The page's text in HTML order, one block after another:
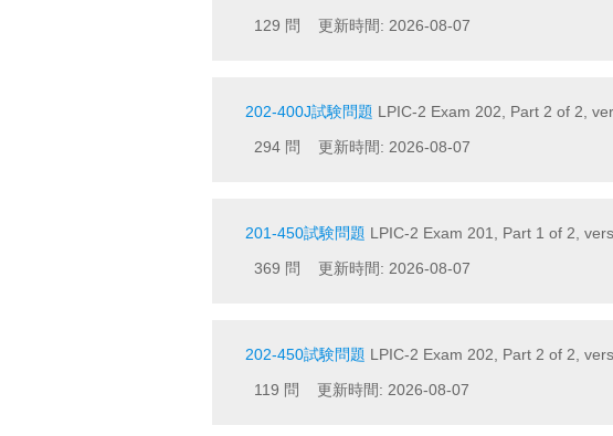
129 問 更新時間: 2026-08-07
202-400J試験問題 LPIC-2 Exam 202, Part 2 of 2,
294 問 更新時間: 2026-08-07
201-450試験問題 LPIC-2 Exam 201, Part 1 of 2,
369 問 更新時間: 2026-08-07
202-450試験問題 LPIC-2 Exam 202, Part 2 of 2,
119 問 更新時間: 2026-08-07